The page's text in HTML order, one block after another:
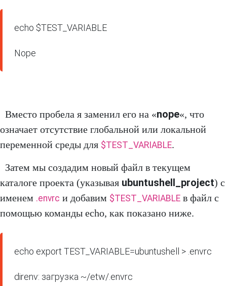
echo $TEST_VARIABLE
Nope
Вместо пробела я заменил его на «nope«, что
означает отсутствие глобальной или локальной
переменной среды для $TEST_VARIABLE.
Затем мы создадим новый файл в текущем
каталоге проекта (указывая ubuntushell_project) с
именем .envrc и добавим $TEST_VARIABLE в файл с
помощью команды echo, как показано ниже.
echo export TEST_VARIABLE=ubuntushell > .envrc
direnv: загрузка ~/etw/.envrc